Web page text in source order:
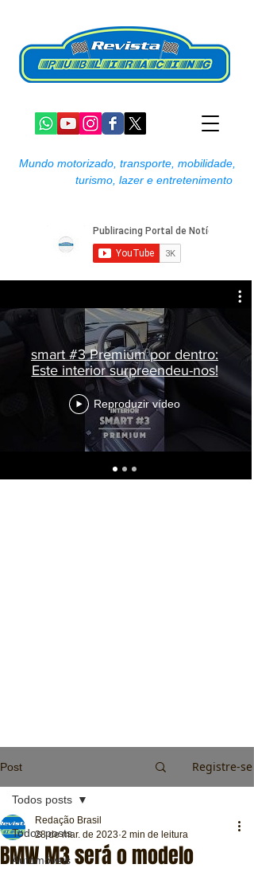
Mundo motorizado, transporte, mobilidade,
turismo, lazer e entretenimento
smart #3 Premium por dentro:
Este interior surpreendeu-nos!
Reproduzir vídeo
Post Registre-se
Todos posts
Automóveis
Todos posts
BMW M3 será o modelo
Redação Brasil
28 de mar. de 2023 2 min de leitura